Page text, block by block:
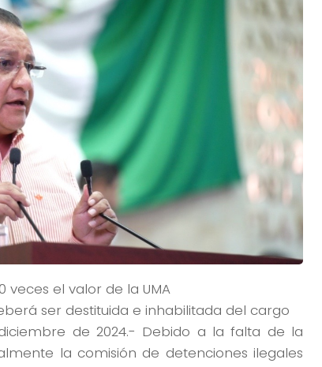
el valor de la UMA
ser destituida e inhabilitada del cargo
de 2024.- Debido a la falta de la
la comisión de detenciones ilegales